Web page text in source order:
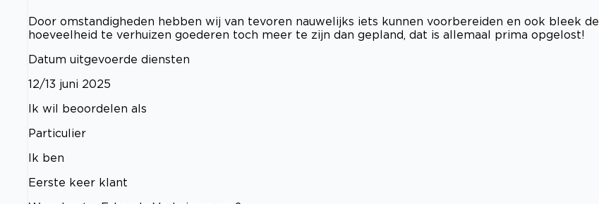
Door omstandigheden hebben wij van tevoren nauwelijks iets kunnen voorbereiden en ook bleek de
hoeveelheid te verhuizen goederen toch meer te zijn dan gepland, dat is allemaal prima opgelost!
Datum uitgevoerde diensten
12/13 juni 2025
Ik wil beoordelen als
Particulier
Ik ben
Eerste keer klant